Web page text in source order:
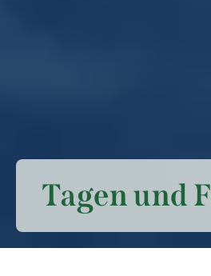
Tagen und